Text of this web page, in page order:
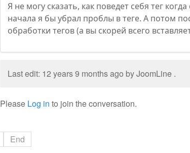
Я не могу сказать, как поведет себя тег
начала я бы убрал проблы в теге. А потом
обработки тегов (а вы скорей всего
Last edit: 12 years 9 months ago byJoomLine .
Please Log in to join the conversation.
End